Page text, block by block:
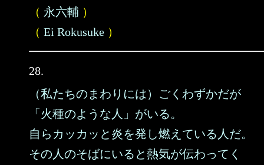
（ 永六輔 ）
（ Ei Rokusuke ）
28.
（私たちのまわりには）ごくわずかだが
「火種のような人」がいる。
自らカッカッと炎を発し燃えている人だ。
その人のそばにいると熱気が伝わってく